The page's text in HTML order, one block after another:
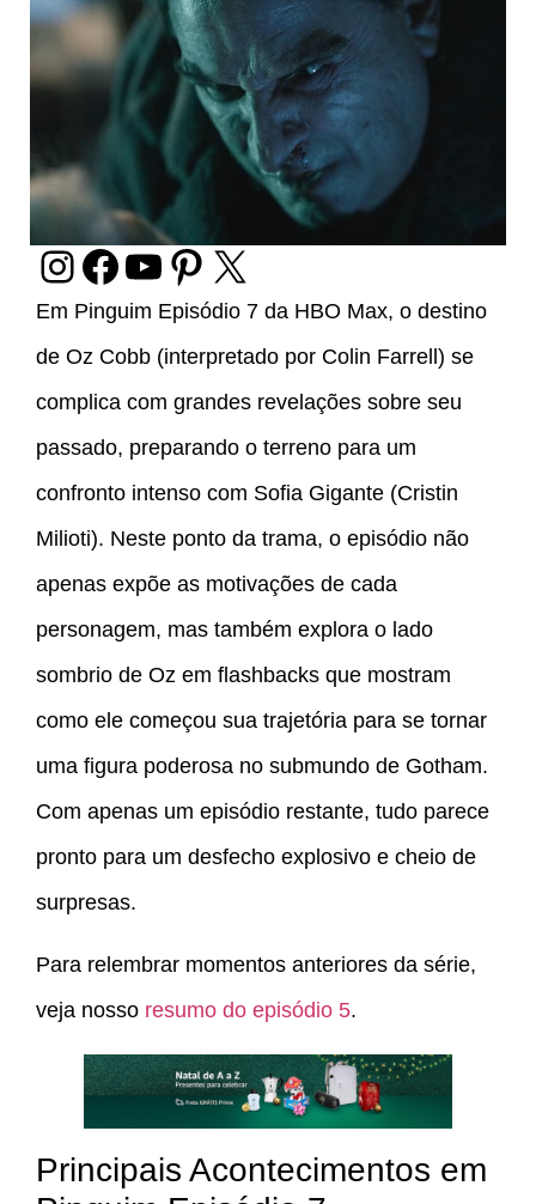
Em Pinguim Episódio 7 da HBO Max, o destino
de Oz Cobb (interpretado por Colin Farrell) se
complica com grandes revelações sobre seu
passado, preparando o terreno para um
confronto intenso com Sofia Gigante (Cristin
Milioti). Neste ponto da trama, o episódio não
apenas expõe as motivações de cada
personagem, mas também explora o lado
sombrio de Oz em flashbacks que mostram
como ele começou sua trajetória para se tornar
uma figura poderosa no submundo de Gotham.
Com apenas um episódio restante, tudo parece
pronto para um desfecho explosivo e cheio de
surpresas.
Para relembrar momentos anteriores da série,
veja nosso resumo do episódio 5.
Principais Acontecimentos em